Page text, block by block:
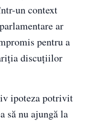
un context
ar
pentru a
discuțiilor
ipoteza potrivit
să nu ajungă la